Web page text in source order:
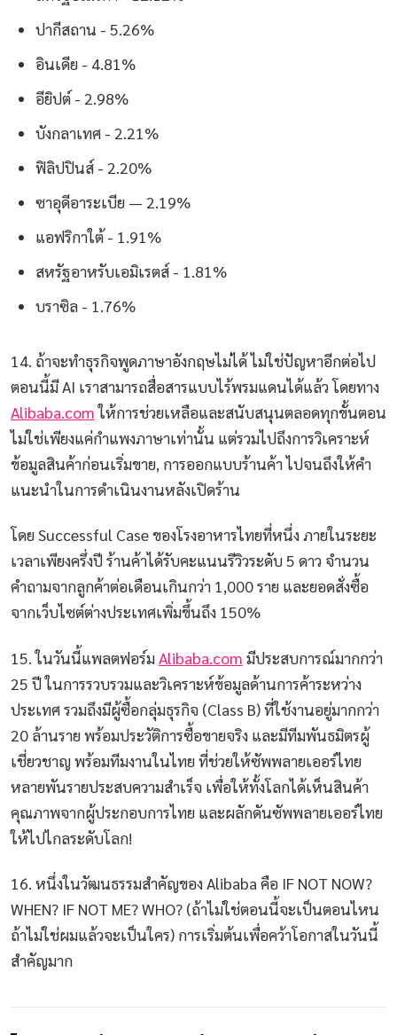
ปากีสถาน - 5.26%
อินเดีย - 4.81%
อียิปต์ - 2.98%
บังกลาเทศ - 2.21%
ฟิลิปปินส์ - 2.20%
ซาอุดีอาระเบีย — 2.19%
แอฟริกาใต้ - 1.91%
สหรัฐอาหรับเอมิเรตส์ - 1.81%
บราซิล - 1.76%
14. ถ้าจะทำธุรกิจพูดภาษาอังกฤษไม่ได้ ไม่ใช่ปัญหาอีกต่อไป
ตอนนี้มี AI เราสามารถสื่อสารแบบไร้พรมแดนได้แล้ว โดยทาง
Alibaba.comให้การช่วยเหลือและสนับสนุนตลอดทุกขั้นตอน
ไม่ใช่เพียงแค่กำแพงภาษาเท่านั้น แต่รวมไปถึงการวิเคราะห์
ข้อมูลสินค้าก่อนเริ่มขาย, การออกแบบร้านค้า ไปจนถึงให้คำ
แนะนำในการดำเนินงานหลังเปิดร้าน
โดย Successful Case ของโรงอาหารไทยที่หนึ่ง ภายในระยะ
เวลาเพียงครึ่งปี ร้านค้าได้รับคะแนนรีวิวระดับ 5 ดาว จำนวน
คำถามจากลูกค้าต่อเดือนเกินกว่า 1,000 ราย และยอดสั่งซื้อ
จากเว็บไซต์ต่างประเทศเพิ่มขึ้นถึง 150%
15. ในวันนี้แพลตฟอร์มAlibaba.com มีประสบการณ์มากกว่า
25 ปี ในการรวบรวมและวิเคราะห์ข้อมูลด้านการค้าระหว่าง
ประเทศ รวมถึงมีผู้ซื้อกลุ่มธุรกิจ (Class B) ที่ใช้งานอยู่มากกว่า
20 ล้านราย พร้อมประวัติการซื้อขายจริง และมีทีมพันธมิตรผู้
เชี่ยวชาญ พร้อมทีมงานในไทย ที่ช่วยให้ซัพพลายเออร์ไทย
หลายพันรายประสบความสำเร็จ เพื่อให้ทั้งโลกได้เห็นสินค้า
คุณภาพจากผู้ประกอบการไทย และผลักดันซัพพลายเออร์ไทย
ให้ไปไกลระดับโลก!
16. หนึ่งในวัฒนธรรมสำคัญของ Alibaba คือ IF NOT NOW?
WHEN? IF NOT ME? WHO? (ถ้าไม่ใช่ตอนนี้จะเป็นตอนไหน
ถ้าไม่ใช่ผมแล้วจะเป็นใคร) การเริ่มต้นเพื่อคว้าโอกาสในวันนี้
สำคัญมาก